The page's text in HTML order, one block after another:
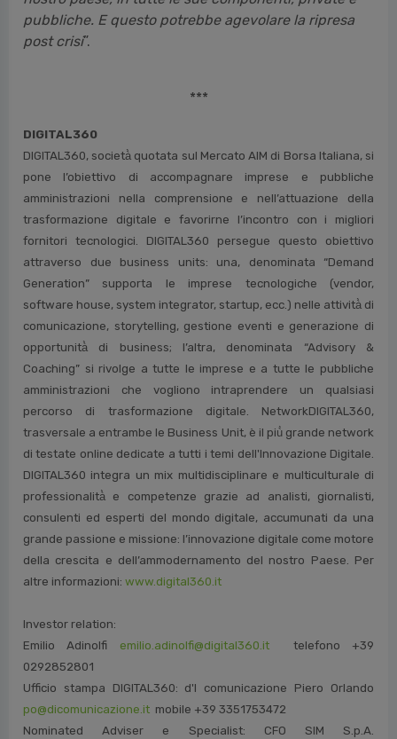
pubbliche. E questo potrebbe agevolare la ripresa
post crisi”.
***
DIGITAL360
DIGITAL360, società̀ quotata sul Mercato AIM di Borsa Italiana, si
pone l’obiettivo di accompagnare imprese e pubbliche
amministrazioni nella comprensione e nell’attuazione della
trasformazione digitale e favorirne l’incontro con i migliori
fornitori tecnologici. DIGITAL360 persegue questo obiettivo
attraverso due business units: una, denominata “Demand
Generation” supporta le imprese tecnologiche (vendor,
software house, system integrator, startup, ecc.) nelle attività̀ di
comunicazione, storytelling, gestione eventi e generazione di
opportunità̀ di business; l’altra, denominata “Advisory &
Coaching” si rivolge a tutte le imprese e a tutte le pubbliche
amministrazioni che vogliono intraprendere un qualsiasi
percorso di trasformazione digitale. NetworkDIGITAL360,
trasversale a entrambe le Business Unit, è il più̀ grande network
di testate online dedicate a tutti i temi dell'Innovazione Digitale.
DIGITAL360 integra un mix multidisciplinare e multiculturale di
professionalità̀ e competenze grazie ad analisti, giornalisti,
consulenti ed esperti del mondo digitale, accumunati da una
grande passione e missione: l’innovazione digitale come motore
della crescita e dell’ammodernamento del nostro Paese. Per
altre informazioni: www.digital360.it
Investor relation:
Emilio Adinolfi emilio.adinolfi@digital360.ittelefono +39
0292852801
Ufficio stampa DIGITAL360: d'I comunicazione Piero Orlando
po@dicomunicazione.it mobile +39 3351753472
Nominated Adviser e Specialist: CFO SIM S.p.A.